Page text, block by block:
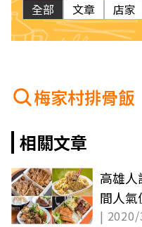
全部 文章 店家
梅家村排骨飯
相關文章
高雄
間人氣
外送
|